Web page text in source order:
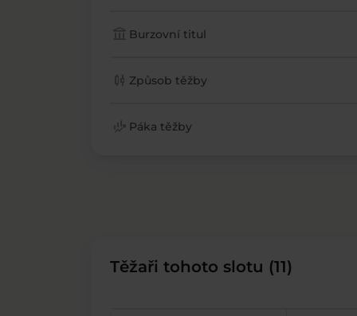
account_balance Burzovní titul
candlestick_chart Způsob těžby
finance_mode Páka těžby
Těžaři tohoto slotu (11)